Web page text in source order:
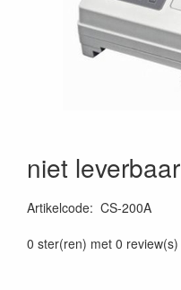
niet leverbaar
Artikelcode: CS-200A
0 ster(ren) met 0 review(s)